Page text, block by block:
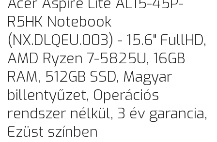
R5HK Notebook
(NX.DLQEU.003) - 15.6" FullHD,
AMD Ryzen 7-5825U, 16GB
RAM, 512GB SSD, Magyar
billentyűzet, Operációs
rendszer nélkül, 3 év garancia,
Ezüst színben